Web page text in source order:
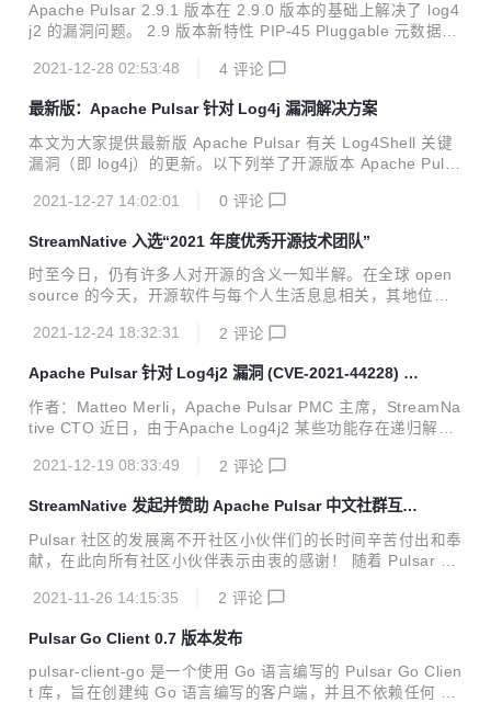
进规划 PIP-45 来减轻对 ZooKeeper 的依赖，同时用可插拔
的框架来替代。这...
Apache Pulsar 2.9.1 版本在 2.9.0 版本的基础上解决了 log4
j2 的漏洞问题。 2.9 版本新特性 PIP-45 Pluggable 元数据接
弹性、稳定性、减少代码重复等 Pulsar IO：引入 Oracle Deb
器 Pulsar 客户端的许多改进，包括 PIP-83、PIP-91、PIP-9
6 跨地域复制改进：PIP-88 跨集群复制模式 Apache Kafka si
nk 连接器可以作为 Pulsar sink ...
2021-12-28 02:53:48 4 评论
最新版：Apache Pulsar 针对 Log4j 漏洞解决方案
本文为大家提供最新版 Apache Pulsar 有关 Log4Shell 关键
漏洞（即 log4j）的更新。以下列举了开源版本 Apache Pulsa
2021-12-27 14:02:01
0 评论
StreamNative 入选“2021 年度优秀开源技术团队”
时至今日，仍有许多人对开源的含义一知半解。在全球 open
source 的今天，开源软件与每个人生活息息相关，其地位至
了「创新者」，开源开发模式造就了一些当今在用的最重要的
为这庞大浩瀚数字中的一环，Apache Pulsar 因为其自身的价
值而闪耀。StreamNative 作为由 Apache Pulsar 创始团队成
员组建的开源技术团队，始终致力于 Apache Pulsar 社区和
生态建设，同时围绕 Pulsar 打造下一代云原生批流融合数据
平台。StreamNative 技术...
2021-12-24 18:32:31 2 评论
Apache Pulsar 针对 Log4j2 漏洞 (CVE-2021-44228) 的
解决方案
作者：Matteo Merli，Apache Pulsar PMC 主席，StreamNa
tive CTO 近日，由于Apache Log4j2 某些功能存在递归解析
该漏洞的细节和修复进展可以参考 CVE-2021-44228[1]. Apa
们强烈建议您遵循 Apache Log4j 社区的建议并尽快修补您的
系统。 针对 Apache Pulsar 系统而言，有两种解决方法可以
修补 Pulsar 部署。您可以设置以下任一项： 1.Java属性： -
2021-12-19 08:33:49 2 评论
StreamNative 发起并赞助 Apache Pulsar 中文社群互助
组成员招募
Pulsar 社区的发展离不开社区小伙伴们的长时间辛苦付出和奉
献，在此向所有社区小伙伴表示由衷的感谢！ 随着 Pulsar 中
Pulsar 技术交流群，并在群内进行技术交流、分享 Pulsar 技
中文社区的主力军，StreamNative 也希望更多的小伙伴深度
参与社群建设，共同助力社群成员用好 Apache Pulsar，充分
发挥 Apache Pulsar 给大家带来的价值。基于这个目的，现
2021-11-26 14:15:35 2 评论
Pulsar Go Client 0.7 版本发布
pulsar-client-go 是一个使用 Go 语言编写的 Pulsar Go Clien
t 库，旨在创建纯 Go 语言编写的客户端，并且不依赖任何 C+